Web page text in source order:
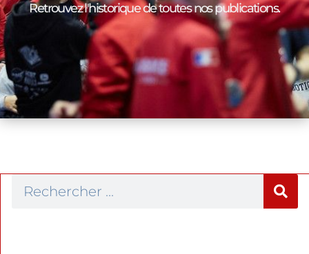
Retrouvez l'historique de toutes nos publications.